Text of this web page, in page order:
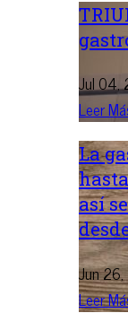
Jul 04,
Leer
La
así
Jun
Leer